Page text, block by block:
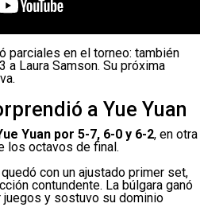
parciales en el torneo: también
a Laura Samson. Su próxima
a Yue Yuan
Yuan por 5-7, 6-0 y 6-2, en otra
los octavos de final.
con un ajustado primer set,
contundente. La búlgara ganó
y sostuvo su dominio